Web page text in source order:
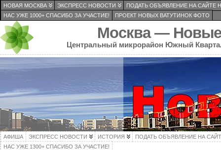
НОВАЯ МОСКВА ЭКСПРЕСС НОВОСТИ
ПОДАТЬ ОБЪЯВЛЕНИЕ НА САЙТЕ
НАС УЖЕ 1000+ СПАСИБО ЗА УЧАСТИЕ!
ПРОЕКТ НОВЫХ ВАТУТИНОК ФОТО
Москва — Новые
Центральный микрорайон Южный
АФИША ЭКСПРЕСС НОВОСТИ ИСТОРИЯ
ПОДАТЬ ОБЪЯВЛЕНИЕ НА
НАС УЖЕ 1300+ СПАСИБО ЗА УЧАСТИЕ!